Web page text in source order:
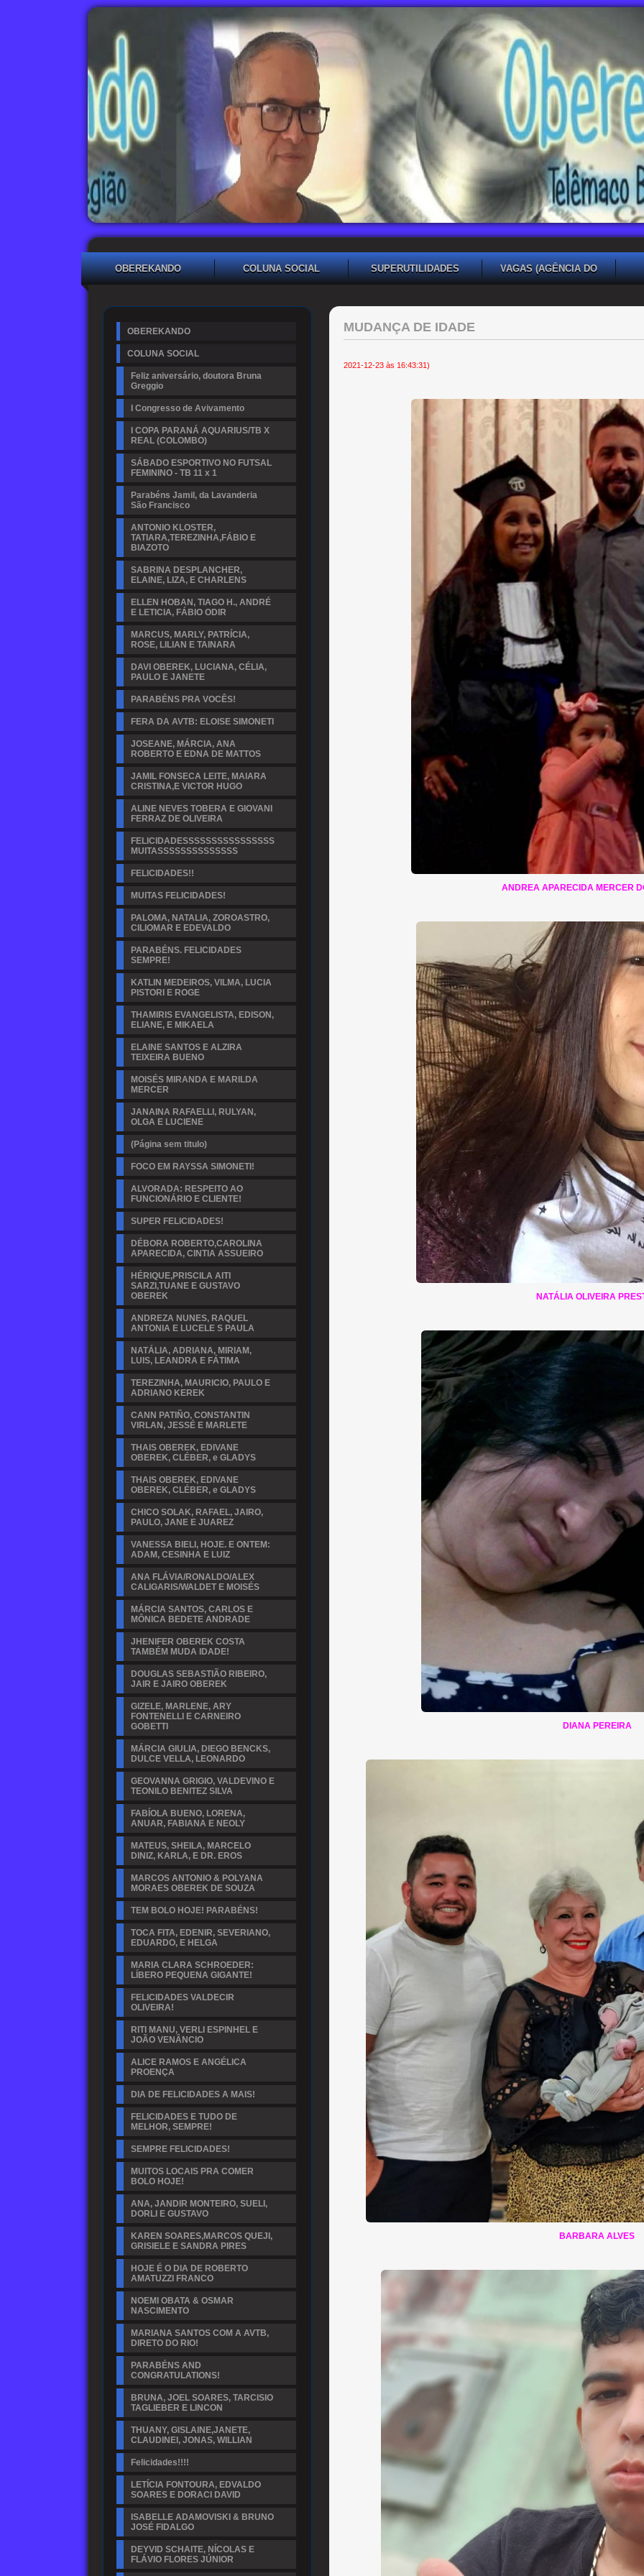
OBEREKANDO COLUNA SOCIAL SUPERUTILIDADES
VAGAS (AGÊNCIA DO
OBEREKANDO
COLUNA SOCIAL
Feliz aniversário, doutora Bruna
Greggio
I Congresso de Avivamento
I COPA PARANÁ AQUARIUS/TB X
REAL (COLOMBO)
SÁBADO ESPORTIVO NO FUTSAL
FEMININO - TB 11 x 1
Parabéns Jamil, da Lavanderia
São Francisco
ANTONIO KLOSTER,
TATIARA,TEREZINHA,FÁBIO E
BIAZOTO
SABRINA DESPLANCHER,
ELAINE, LIZA, E CHARLENS
ELLEN HOBAN, TIAGO H., ANDRÉ
E LETICIA, FÁBIO ODIR
MARCUS, MARLY, PATRÍCIA,
ROSE, LILIAN E TAINARA
DAVI OBEREK, LUCIANA, CÉLIA,
PAULO E JANETE
PARABÉNS PRA VOCÊS!
FERA DA AVTB: ELOISE SIMONETI
JOSEANE, MÁRCIA, ANA
ROBERTO E EDNA DE MATTOS
JAMIL FONSECA LEITE, MAIARA
CRISTINA,E VICTOR HUGO
ALINE NEVES TOBERA E GIOVANI
FERRAZ DE OLIVEIRA
FELICIDADESSSSSSSSSSSSSSSS
MUITASSSSSSSSSSSSSS
FELICIDADES!!
MUITAS FELICIDADES!
PALOMA, NATALIA, ZOROASTRO,
CILIOMAR E EDEVALDO
PARABÉNS. FELICIDADES
SEMPRE!
KATLIN MEDEIROS, VILMA, LUCIA
PISTORI E ROGE
THAMIRIS EVANGELISTA, EDISON,
ELIANE, E MIKAELA
ELAINE SANTOS E ALZIRA
TEIXEIRA BUENO
MOISÉS MIRANDA E MARILDA
MERCER
JANAINA RAFAELLI, RULYAN,
OLGA E LUCIENE
(Página sem titulo)
FOCO EM RAYSSA SIMONETI!
ALVORADA: RESPEITO AO
FUNCIONÁRIO E CLIENTE!
SUPER FELICIDADES!
DÉBORA ROBERTO,CAROLINA
APARECIDA, CINTIA ASSUEIRO
HÉRIQUE,PRISCILA AITI
SARZI,TUANE E GUSTAVO
OBEREK
ANDREZA NUNES, RAQUEL
ANTONIA E LUCELE S PAULA
NATÁLIA, ADRIANA, MIRIAM,
LUIS, LEANDRA E FÁTIMA
TEREZINHA, MAURICIO, PAULO E
ADRIANO KEREK
CANN PATIÑO, CONSTANTIN
VIRLAN, JESSÉ E MARLETE
THAIS OBEREK, EDIVANE
OBEREK, CLÉBER, e GLADYS
THAIS OBEREK, EDIVANE
OBEREK, CLÉBER, e GLADYS
CHICO SOLAK, RAFAEL, JAIRO,
PAULO, JANE E JUAREZ
VANESSA BIELI, HOJE. E ONTEM:
ADAM, CESINHA E LUIZ
ANA FLÁVIA/RONALDO/ALEX
CALIGARIS/WALDET E MOISÉS
MÁRCIA SANTOS, CARLOS E
MÔNICA BEDETE ANDRADE
JHENIFER OBEREK COSTA
TAMBÉM MUDA IDADE!
DOUGLAS SEBASTIÃO RIBEIRO,
JAIR E JAIRO OBEREK
GIZELE, MARLENE, ARY
FONTENELLI E CARNEIRO
GOBETTI
MÁRCIA GIULIA, DIEGO BENCKS,
DULCE VELLA, LEONARDO
GEOVANNA GRIGIO, VALDEVINO E
TEONILO BENITEZ SILVA
FABÍOLA BUENO, LORENA,
ANUAR, FABIANA E NEOLY
MATEUS, SHEILA, MARCELO
DINIZ, KARLA, E DR. EROS
MARCOS ANTONIO & POLYANA
MORAES OBEREK DE SOUZA
TEM BOLO HOJE! PARABÉNS!
TOCA FITA, EDENIR, SEVERIANO,
EDUARDO, E HELGA
MARIA CLARA SCHROEDER:
LÍBERO PEQUENA GIGANTE!
FELICIDADES VALDECIR
OLIVEIRA!
RITI MANU, VERLI ESPINHEL E
JOÃO VENÂNCIO
ALICE RAMOS E ANGÉLICA
PROENÇA
DIA DE FELICIDADES A MAIS!
FELICIDADES E TUDO DE
MELHOR, SEMPRE!
SEMPRE FELICIDADES!
MUITOS LOCAIS PRA COMER
BOLO HOJE!
ANA, JANDIR MONTEIRO, SUELI,
DORLI E GUSTAVO
KAREN SOARES,MARCOS QUEJI,
GRISIELE E SANDRA PIRES
HOJE É O DIA DE ROBERTO
AMATUZZI FRANCO
NOEMI OBATA & OSMAR
NASCIMENTO
MARIANA SANTOS COM A AVTB,
DIRETO DO RIO!
PARABÉNS AND
CONGRATULATIONS!
BRUNA, JOEL SOARES, TARCISIO
TAGLIEBER E LINCON
THUANY, GISLAINE,JANETE,
CLAUDINEI, JONAS, WILLIAN
Felicidades!!!!
LETÍCIA FONTOURA, EDVALDO
SOARES E DORACI DAVID
ISABELLE ADAMOVISKI & BRUNO
JOSÉ FIDALGO
DEYVID SCHAITE, NÍCOLAS E
FLÁVIO FLORES JÚNIOR
MUDANÇA DE IDADE
2021-12-23 às 16:43:31)
ANDREA APARECIDA MERCER
NATÁLIA OLIVEIRA
DIANA PEREIRA
BARBARA ALVES